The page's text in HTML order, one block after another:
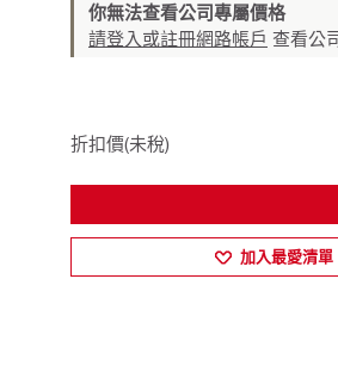
你無法查看公司專屬價格
請登入或註冊網路帳戶 查看公
折扣價(未稅)
加入最愛清單